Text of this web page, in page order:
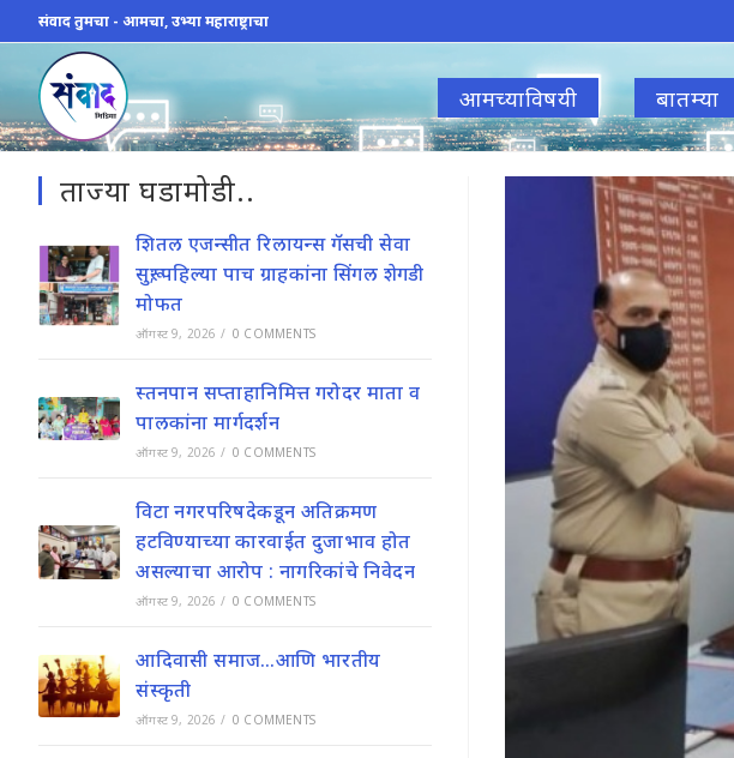
to
content
संवाद तुमचा - आमचा, उभ्या महाराष्ट्राचा
आमच्याविषयी बातम्या
ताज्या घडामोडी..
शितल एजन्सीत रिलायन्स गॅसची सेवा
सुरू; पहिल्या पाच ग्राहकांना सिंगल शेगडी
मोफत
ऑगस्ट 9, 2026 / 0 COMMENTS
स्तनपान सप्ताहानिमित्त गरोदर माता व
पालकांना मार्गदर्शन
ऑगस्ट 9, 2026 / 0 COMMENTS
विटा नगरपरिषदेकडून अतिक्रमण
हटविण्याच्या कारवाईत दुजाभाव होत
असल्याचा आरोप : नागरिकांचे निवेदन
ऑगस्ट 9, 2026 / 0 COMMENTS
आदिवासी समाज…आणि भारतीय
संस्कृती
ऑगस्ट 9, 2026 / 0 COMMENTS